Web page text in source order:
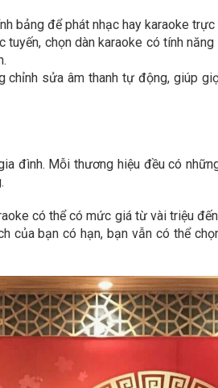
bảng để phát nhạc hay karaoke trực
tuyến, chọn dàn karaoke có tính
chỉnh sửa âm thanh tự động, giúp
đình. Mỗi thương hiệu đều có
có thể có mức giá từ vài triệu
của bạn có hạn, bạn vẫn có thể